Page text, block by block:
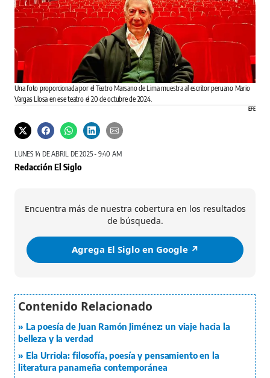
Una foto proporcionada por el Teatro Marsano de Lima muestra al escritor peruano Mario
Vargas Llosa en ese teatro el 20 de octubre de 2024.
EFE
LUNES 14 DE ABRIL DE 2025 - 9:40 AM
Redacción El Siglo
Encuentra más de nuestra cobertura en los resultados
de búsqueda.
Agrega El Siglo en Google ↗️
La poesía de Juan Ramón Jiménez: un viaje hacia la
belleza y la verdad
Ela Urriola: filosofía, poesía y pensamiento en la
literatura panameña contemporánea